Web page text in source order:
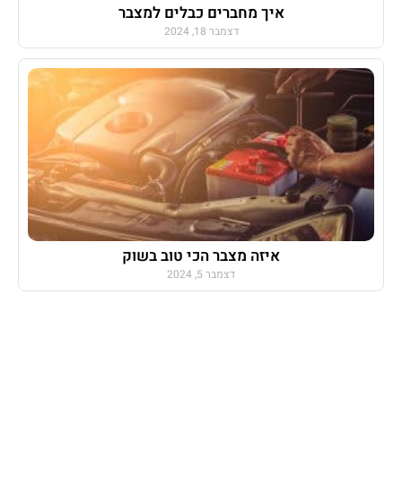
איך מחברים כבלים למצבר
דצמבר 18, 2024
איזה מצבר הכי טוב בשוק
דצמבר 5, 2024